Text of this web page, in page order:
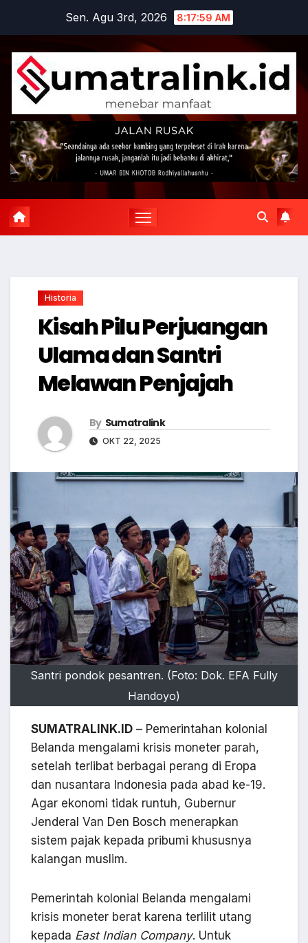
content
Sen. Agu 3rd, 2026 8:18:00 AM
Historia
Kisah Pilu Perjuangan
Ulama dan Santri
Melawan Penjajah
By Sumatralink
OKT 22, 2025
Santri pondok pesantren. (Foto: Dok. EFA Fully
Handoyo)
SUMATRALINK.ID – Pemerintahan kolonial
Belanda mengalami krisis moneter parah,
setelah terlibat berbagai perang di Eropa
dan nusantara Indonesia pada abad ke-19.
Agar ekonomi tidak runtuh, Gubernur
Jenderal Van Den Bosch menerapkan
sistem pajak kepada pribumi khususnya
kalangan muslim.
Pemerintah kolonial Belanda mengalami
krisis moneter berat karena terlilit utang
kepada East Indian Company. Untuk